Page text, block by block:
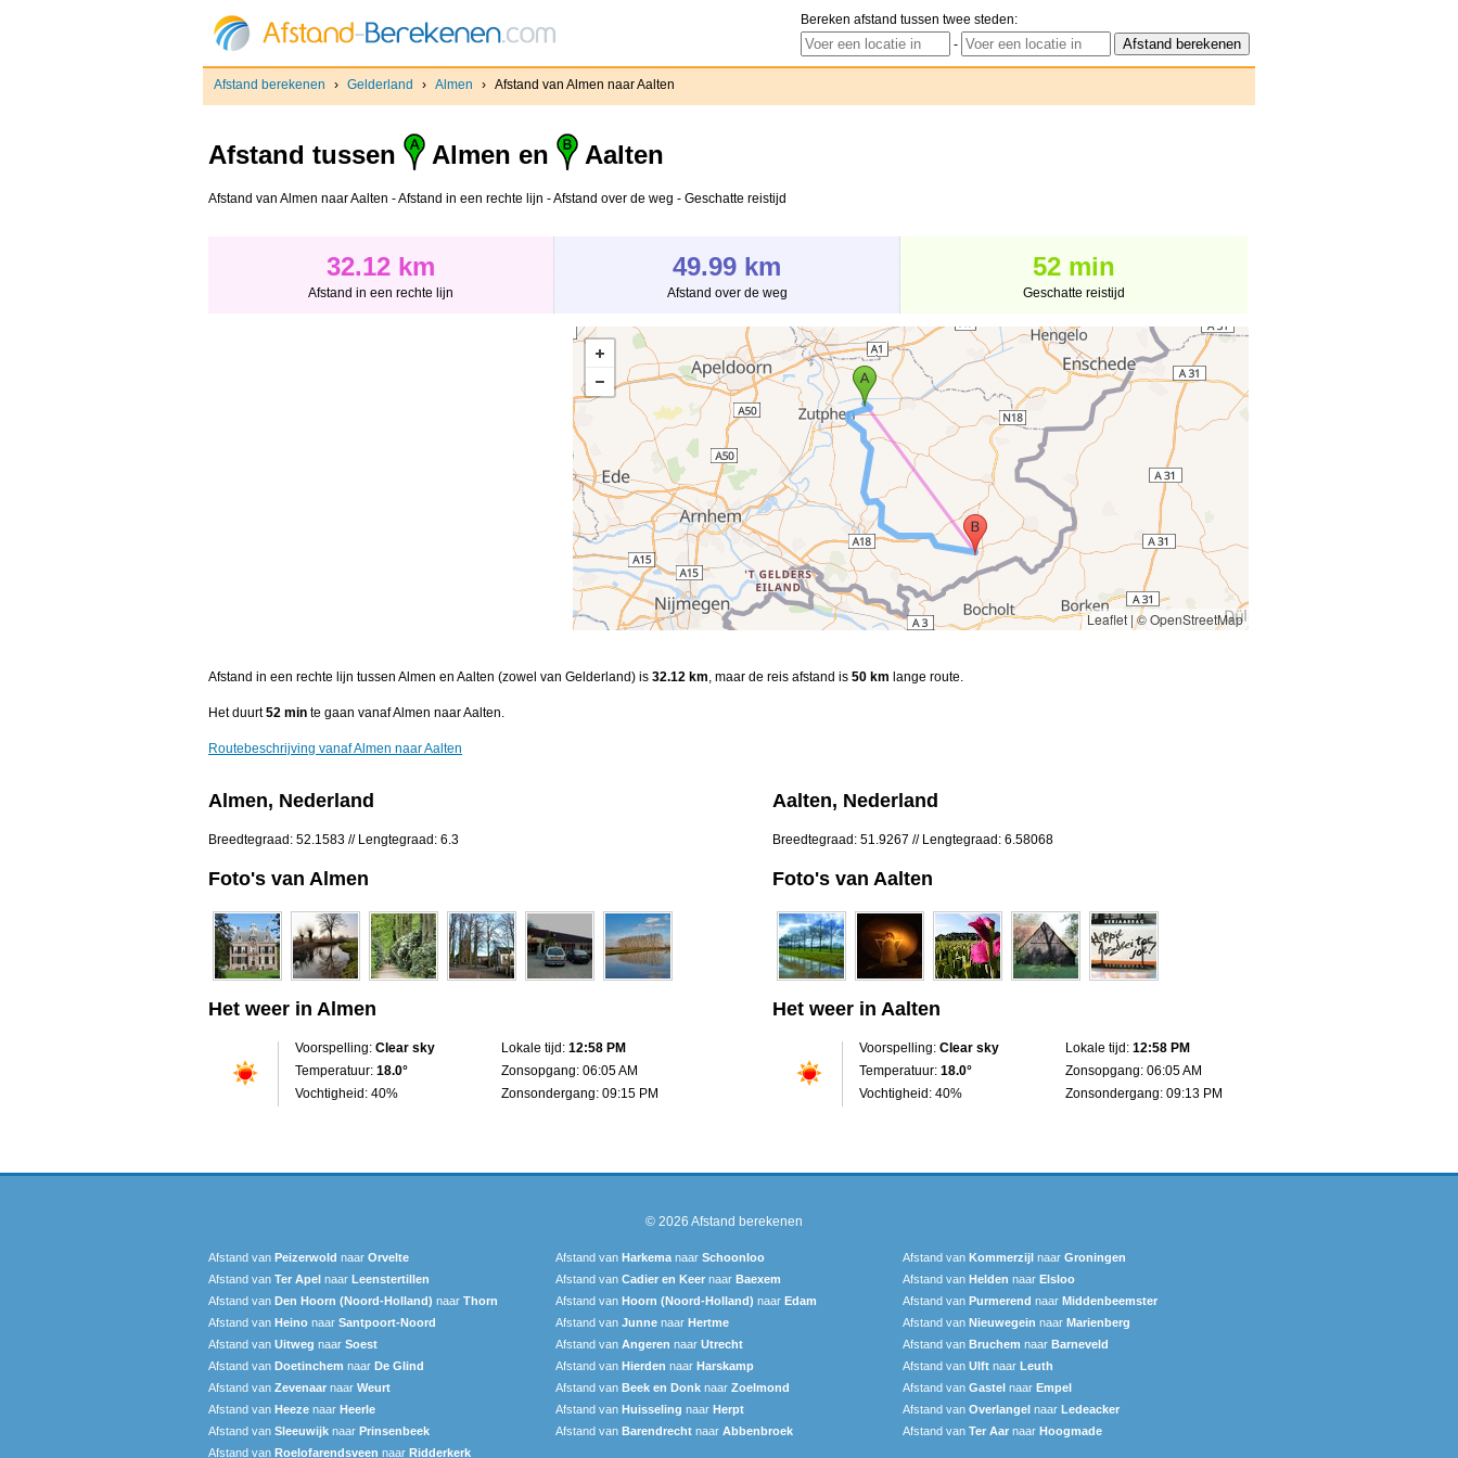
Bereken afstand tussen twee steden:
-
Afstand berekenen › Gelderland › Almen › Afstand van Almen naar Aalten
Afstand tussen Almen en Aalten
Afstand van Almen naar Aalten - Afstand in een rechte lijn - Afstand over de weg - Geschatte reistijd
32.12 km
Afstand in een rechte lijn
49.99 km
Afstand over de weg
52 min
Geschatte reistijd
Leaflet |© OpenStreetMap
Afstand in een rechte lijn tussen Almen en Aalten (zowel van Gelderland) is 32.12 km, maar de reis afstand is 50 km lange route.
Het duurt52 min te gaan vanaf Almen naar Aalten.
Routebeschrijving vanaf Almen naar Aalten
Almen, Nederland
Breedtegraad: 52.1583 // Lengtegraad: 6.3
Foto's van Almen
Het weer in Almen
Voorspelling: Clear sky
Temperatuur: 18.0°
Vochtigheid: 40%
Lokale tijd: 12:58 PM
Zonsopgang: 06:05 AM
Zonsondergang: 09:15 PM
Aalten, Nederland
Breedtegraad: 51.9267 // Lengtegraad: 6.58068
Foto's van Aalten
Het weer in Aalten
Voorspelling: Clear sky
Temperatuur: 18.0°
Vochtigheid: 40%
Lokale tijd: 12:58 PM
Zonsopgang: 06:05 AM
Zonsondergang: 09:13 PM
© 2026 Afstand berekenen
Afstand van Peizerwold naar Orvelte Afstand van Harkema naar Schoonloo Afstand van Kommerzijl naar Groningen
Afstand van Ter Apel naar Leenstertillen‎ Afstand van Cadier en Keer naar Baexem Afstand van Helden naar Elsloo
Afstand van Den Hoorn (Noord-Holland) naar Thorn Afstand van Hoorn (Noord-Holland) naar Edam Afstand van Purmerend naar Middenbeemster
Afstand van Heino naar Santpoort-Noord Afstand van Junne naar Hertme Afstand van Nieuwegein naar Marienberg
Afstand van Uitweg naar Soest Afstand van Angeren naar Utrecht Afstand van Bruchem naar Barneveld
Afstand van Doetinchem naar De Glind Afstand van Hierden naar Harskamp Afstand van Ulft naar Leuth
Afstand van Zevenaar naar Weurt Afstand van Beek en Donk naar Zoelmond Afstand van Gastel naar Empel
Afstand van Heeze naar Heerle Afstand van Huisseling naar Herpt Afstand van Overlangel naar Ledeacker
Afstand van Sleeuwijk naar Prinsenbeek Afstand van Barendrecht naar Abbenbroek Afstand van Ter Aar naar Hoogmade
Afstand van Roelofarendsveen naar Ridderkerk